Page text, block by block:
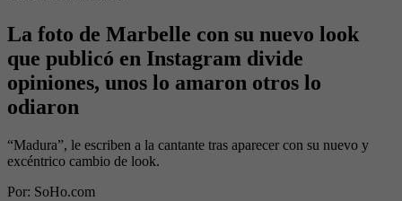
La foto de Marbelle con su nuevo look
que publicó en Instagram divide
opiniones, unos lo amaron otros lo
odiaron
“Madura”, le escriben a la cantante tras aparecer con su nuevo y
excéntrico cambio de look.
Por: SoHo.com